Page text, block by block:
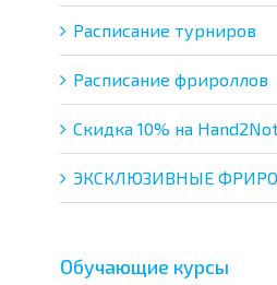
Расписание турниров
Расписание фрироллов
Скидка 10% на
ЭКСКЛЮЗИВНЫЕ
Обучающие курсы